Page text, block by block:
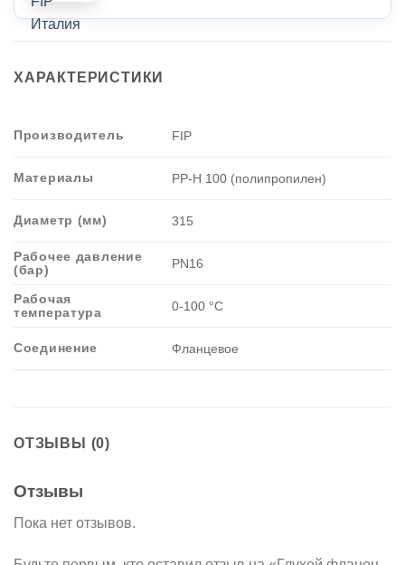
ХАРАКТЕРИСТИКИ
Производитель FIP
Материалы PP-H 100 (полипропилен)
Диаметр (мм) 315
Рабочее давление
(бар)
PN16
Рабочая
температура
0-100 °C
Соединение Фланцевое
ОТЗЫВЫ (0)
Отзывы
Пока нет отзывов.